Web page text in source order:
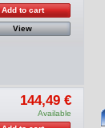
Add to cart
View
144,49 €
Available